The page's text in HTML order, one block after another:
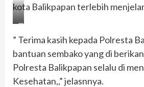
kota Balikpapan terlebih
metrokaltim.com
” Terima kasih kepada Polresta
bantuan sembako yang di
Polresta Balikpapan selalu di
Kesehatan,,” jelasnnya.